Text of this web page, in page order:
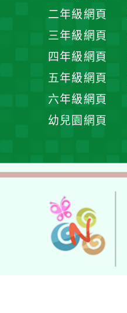
二年級網頁
三年級網頁
四年級網頁
五年級網頁
六年級網頁
幼兒園網頁